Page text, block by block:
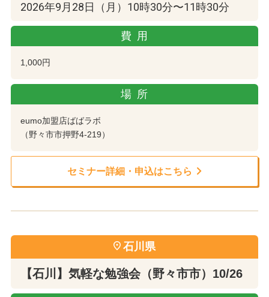
2026年9月28日（月）10時30分〜11時30分
費用
1,000円
場所
eumo加盟店ばばラボ
（野々市市押野4-219）
セミナー詳細・申込はこちら
石川県
【石川】気軽な勉強会（野々市市）10/26